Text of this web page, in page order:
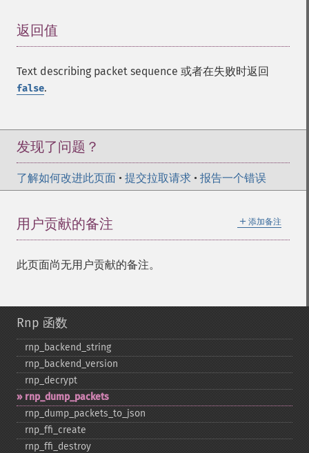
返回值
Text describing packet sequence 或者在失败时返回
false.
发现了问题？
了解如何改进此页面 • 提交拉取请求 • 报告一个错误
＋ 添加备注
用户贡献的备注
此页面尚无用户贡献的备注。
Rnp 函数
rnp_​backend_​string
rnp_​backend_​version
rnp_​decrypt
rnp_​dump_​packets
rnp_​dump_​packets_​to_​json
rnp_​ffi_​create
rnp_​ffi_​destroy